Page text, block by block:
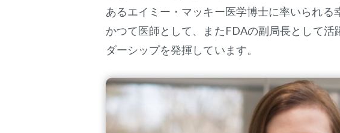
あるエイミー・マッキー医学博士に率いられる
かつて医師として、またFDAの副局長として
ダーシップを発揮しています。